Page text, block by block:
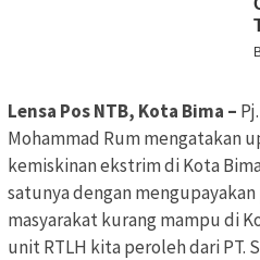
Lensa Pos NTB, Kota Bima –
Mohammad Rum mengatakan
kemiskinan ekstrim di Kota
satunya dengan
masyarakat kurang mampu di
unit RTLH kita peroleh dari PT.